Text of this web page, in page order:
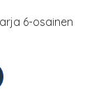
6-osainen